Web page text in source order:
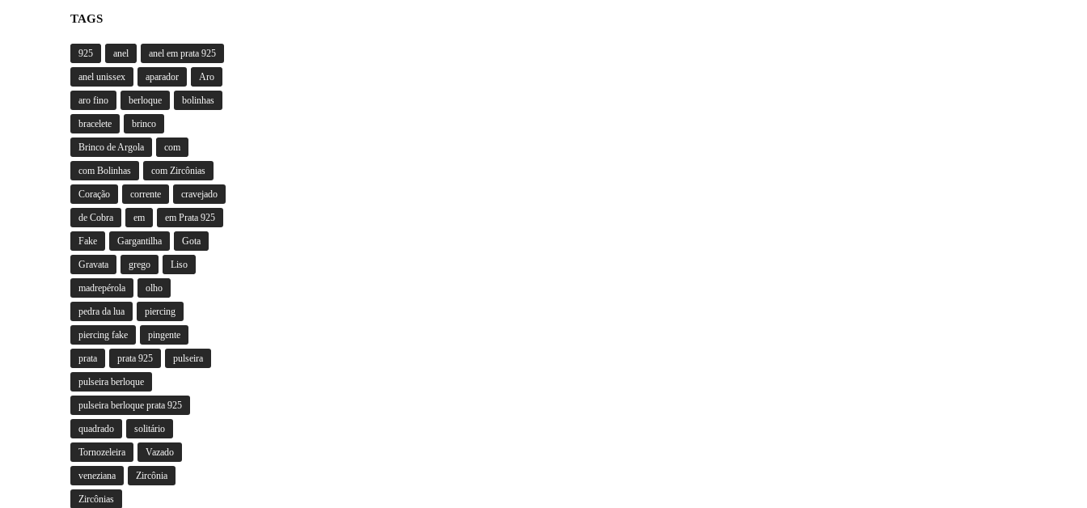
TAGS
925 anel anel em prata 925
anel unissex aparador Aro
aro fino berloque bolinhas
bracelete brinco
Brinco de Argola com
com Bolinhas com Zircônias
Coração corrente cravejado
de Cobra em em Prata 925
Fake Gargantilha Gota
Gravata grego Liso
madrepérola olho
pedra da lua piercing
piercing fake pingente
prata prata 925 pulseira
pulseira berloque
pulseira berloque prata 925
quadrado solitário
Tornozeleira Vazado
veneziana Zircônia
Zircônias